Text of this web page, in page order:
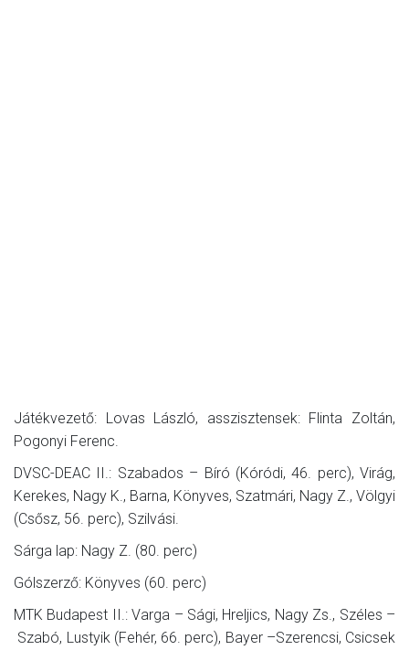
Játékvezető: Lovas László, asszisztensek: Flinta Zoltán,
Pogonyi Ferenc.
DVSC-DEAC II.: Szabados – Bíró (Kóródi, 46. perc), Virág,
Kerekes, Nagy K., Barna, Könyves, Szatmári, Nagy Z., Völgyi
(Csősz, 56. perc), Szilvási.
Sárga lap: Nagy Z. (80. perc)
Gólszerző: Könyves (60. perc)
MTK Budapest II.: Varga – Sági, Hreljics, Nagy Zs., Széles –
Szabó, Lustyik (Fehér, 66. perc), Bayer –Szerencsi, Csicsek